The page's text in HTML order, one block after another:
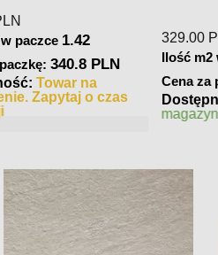
245.00 PLN
Ilość m2 w paczce 1.62
Cena za paczkę: 396.9 PLN
Dostępność: Towar na
zamówienie. Zapytaj o czas